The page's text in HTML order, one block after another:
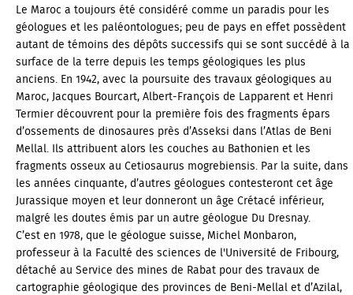
Le Maroc a toujours été considéré comme un paradis pour les
géologues et les paléontologues; peu de pays en effet possèdent
autant de témoins des dépôts successifs qui se sont succédé à la
surface de la terre depuis les temps géologiques les plus
anciens. En 1942, avec la poursuite des travaux géologiques au
Maroc, Jacques Bourcart, Albert-François de Lapparent et Henri
Termier découvrent pour la première fois des fragments épars
d’ossements de dinosaures près d’Asseksi dans l’Atlas de Beni
Mellal. Ils attribuent alors les couches au Bathonien et les
fragments osseux au Cetiosaurus mogrebiensis. Par la suite, dans
les années cinquante, d’autres géologues contesteront cet âge
Jurassique moyen et leur donneront un âge Crétacé inférieur,
malgré les doutes émis par un autre géologue Du Dresnay.
C’est en 1978, que le géologue suisse, Michel Monbaron,
professeur à la Faculté des sciences de l'Université de Fribourg,
détaché au Service des mines de Rabat pour des travaux de
cartographie géologique des provinces de Beni-Mellal et d’Azilal,